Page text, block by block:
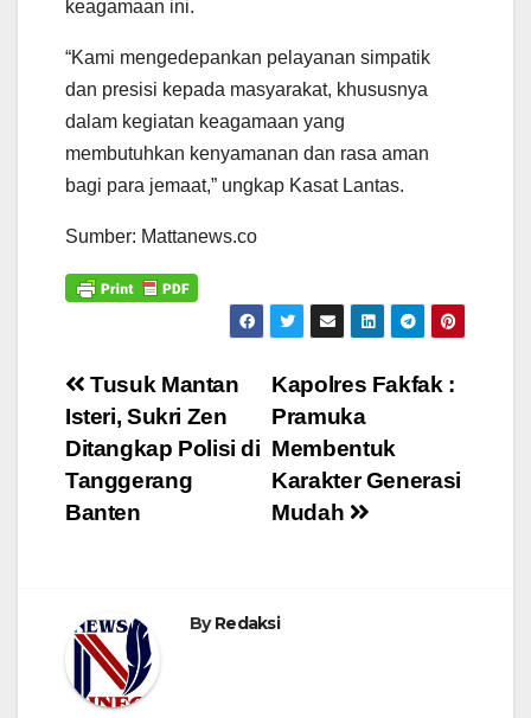
keagamaan ini.
“Kami mengedepankan pelayanan simpatik
dan presisi kepada masyarakat, khususnya
dalam kegiatan keagamaan yang
membutuhkan kenyamanan dan rasa aman
bagi para jemaat,” ungkap Kasat Lantas.
Sumber: Mattanews.co
Navigasi
pos
Kapolres Fakfak :
Pramuka
Membentuk
Karakter Generasi
Mudah
Tusuk Mantan
Isteri, Sukri Zen
Ditangkap Polisi di
Tanggerang
Banten
ByRedaksi